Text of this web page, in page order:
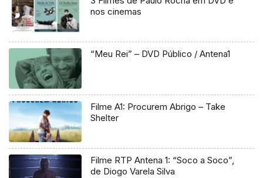
nos cinemas
“Meu Rei” – DVD Público / Antena1
Filme A1: Procurem Abrigo – Take
Shelter
Filme RTP Antena 1: “Soco a Soco”,
de Diogo Varela Silva